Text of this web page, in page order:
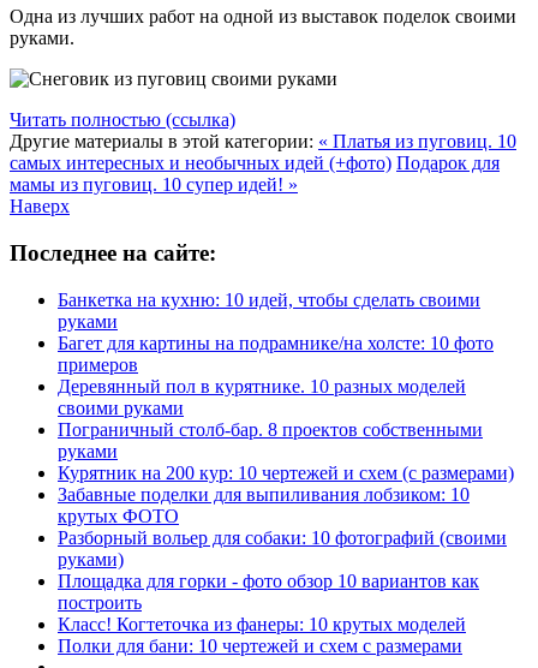
Одна из лучших работ на одной из выставок поделок своими
руками.
Читать полностью (ссылка)
Другие материалы в этой категории: « Платья из пуговиц. 10
самых интересных и необычных идей (+фото) Подарок для
мамы из пуговиц. 10 супер идей! »
Наверх
Последнее на сайте:
Банкетка на кухню: 10 идей, чтобы сделать своими
руками
Багет для картины на подрамнике/на холсте: 10 фото
примеров
Деревянный пол в курятнике. 10 разных моделей
своими руками
Пограничный столб-бар. 8 проектов собственными
руками
Курятник на 200 кур: 10 чертежей и схем (с размерами)
Забавные поделки для выпиливания лобзиком: 10
крутых ФОТО
Разборный вольер для собаки: 10 фотографий (своими
руками)
Площадка для горки - фото обзор 10 вариантов как
построить
Класс! Когтеточка из фанеры: 10 крутых моделей
Полки для бани: 10 чертежей и схем с размерами